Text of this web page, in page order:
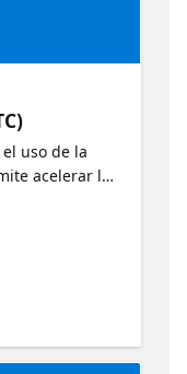
uso de la
acelerar la
proyectos
una
API
Studio, para
con